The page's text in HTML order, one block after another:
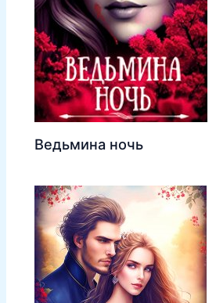
Ведьмина ночь